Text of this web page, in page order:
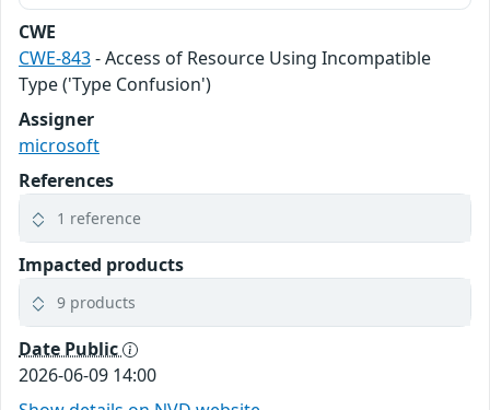
CWE
CWE-843- Access of Resource Using Incompatible
Type ('Type Confusion')
Assigner
microsoft
References
1 reference
Impacted products
9 products
Date Public
2026-06-09 14:00